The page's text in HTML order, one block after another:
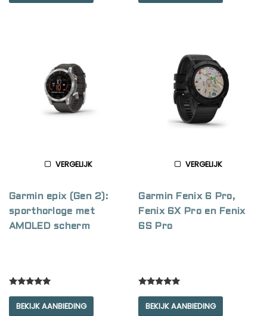
VERGELIJK
Garmin epix (Gen 2):
sporthorloge met
AMOLED scherm
5.00
out of 5
BEKIJK AANBIEDING
VERGELIJK
Garmin Fenix 6 Pro,
Fenix 6X Pro en Fenix
6S Pro
5.00
out of 5
BEKIJK AANBIEDING